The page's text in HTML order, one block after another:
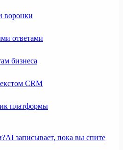
воронки
ответами
бизнеса
CRM
платформы
AI записывает, пока вы спите